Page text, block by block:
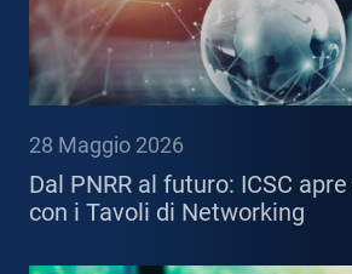
28 Maggio 2026
Dal PNRR al futuro: ICSC
con i Tavoli di Networking